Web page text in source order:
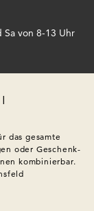
von 8-13 Uhr
|
das gesamte
oder Geschenk-
kombinierbar.